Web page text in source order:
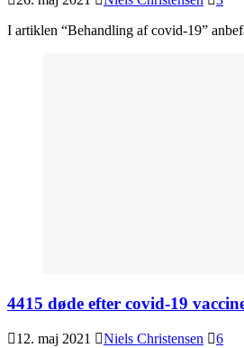
I artiklen “Behandling af covid-19”
4415 døde efter covid-19
12. maj 2021 Niels Christensen
6